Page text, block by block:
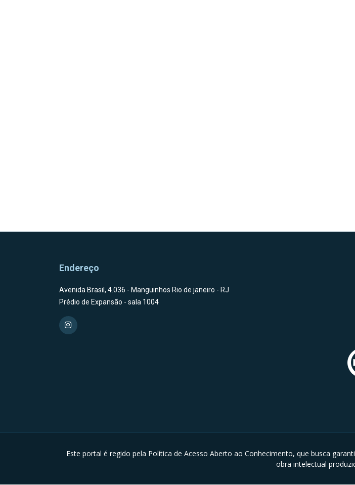
Endereço
Avenida Brasil, 4.036 - Manguinhos Rio de janeiro - RJ
Prédio de Expansão - sala 1004
Este portal é regido pela Política de Acesso Aberto ao Conhecimento, que busca
obra intelectual